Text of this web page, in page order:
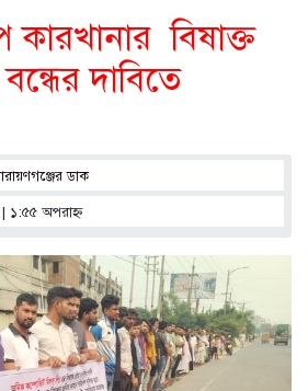
কারখানার বিষাক্ত
দাবিতে
ডাক
১:৫৫ অপরাহ্ণ